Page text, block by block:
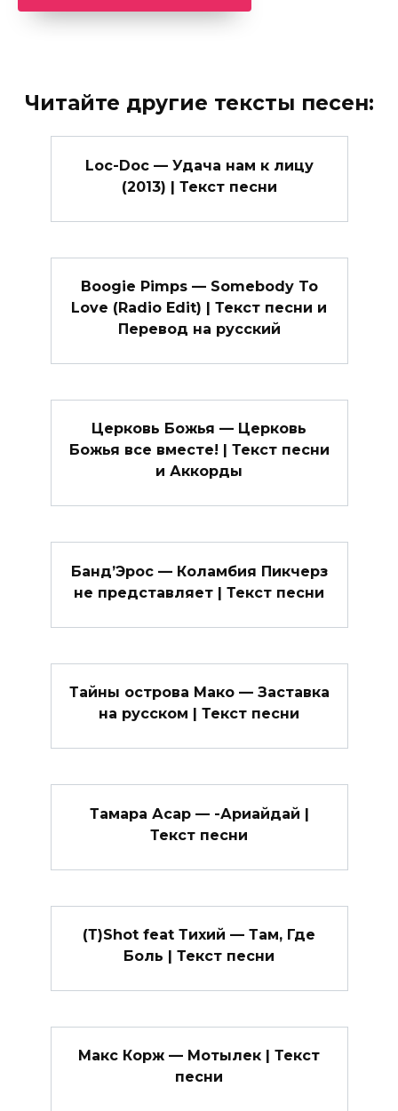
Читайте другие тексты песен:
Loc-Doc — Удача нам к лицу
(2013) | Текст песни
Boogie Pimps — Somebody To
Love (Radio Edit) | Текст песни и
Перевод на русский
Церковь Божья — Церковь
Божья все вместе! | Текст песни
и Аккорды
Банд’Эрос — Коламбия Пикчерз
не представляет | Текст песни
Тайны острова Мако — Заставка
на русском | Текст песни
Тамара Асар — -Ариайдай |
Текст песни
(Т)Shot feat Тихий — Там, Где
Боль | Текст песни
Макс Корж — Мотылек | Текст
песни